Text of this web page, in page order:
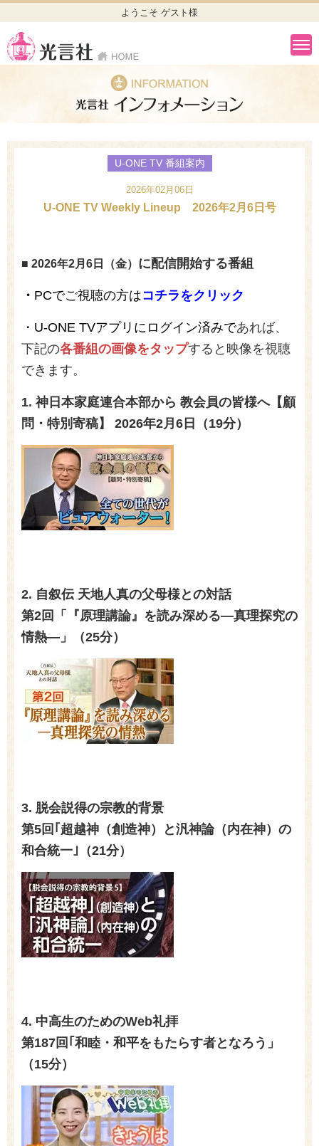
ようこそ ゲスト様
U-ONE TV 番組案内
2026年02月06日
U-ONE TV Weekly Lineup 2026年2月6日号
■ 2026年2月6 日（金） に配信開始する番組
・ PCでご視聴の方はコチラをクリック
・U-ONE TVアプリにログイン済みであれば、
下記の各番組の画像をタップすると映像を視聴
できます。
1. 神日本家庭連合本部から 教会員の皆様へ【顧
問・特別寄稿】 2026年2月6日（19分）
2. 自叙伝 天地人真の父母様との対話
第2回「『原理講論』を読み深める―真理探究の
情熱―」（25分）
3. 脱会説得の宗教的背景
第5回｢超越神（創造神）と汎神論（内在神）の
和合統一｣（21分）
4. 中高生のためのWeb礼拝
第187回｢和睦・和平をもたらす者となろう」
（15分）